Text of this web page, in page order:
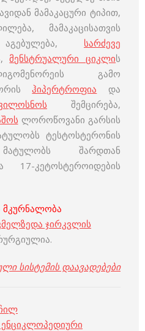
მამაკაცური ტიპით,
მამაკაცისათვის
აგებულება, სარძევე
მენსტრუალური ციკლის
გამო
ჰიპერტროფია და
შემცირება,
ლოროწოვანი გარსის
ტესტოსტერონის
შარდთან
17-კეტოსტეროიდების
მკურნალობა
ჯირკვლის
სისტემის დაავადებები
ენციკლოპედიური